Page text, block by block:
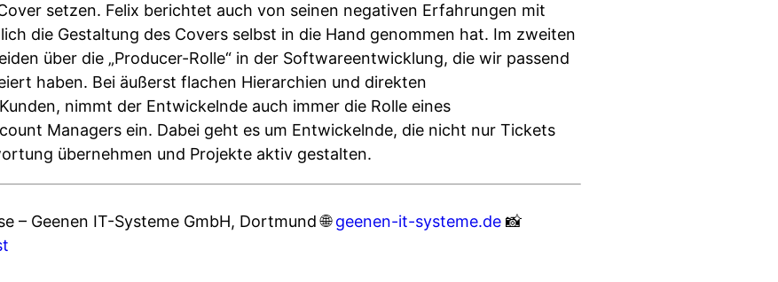
setzen. Felix berichtet auch von seinen negativen Erfahrungen mit
die Gestaltung des Covers selbst in die Hand genommen hat. Im zweiten
über die „Producer-Rolle“ in der Softwareentwicklung, die wir passend
haben. Bei äußerst flachen Hierarchien und direkten
nimmt der Entwickelnde auch immer die Rolle eines
Managers ein. Dabei geht es um Entwickelnde, die nicht nur Tickets
übernehmen und Projekte aktiv gestalten.
– Geenen IT-Systeme GmbH, Dortmund 🌐geenen-it-systeme.de 📸